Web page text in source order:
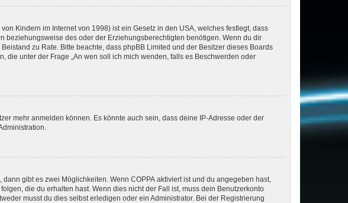
Kindern im Internet von 1998) ist ein Gesetz in den USA, welches festlegt, dass
des oder der Erziehungsberechtigten benötigen. Wenn du dir
zu Rate. Bitte beachte, dass phpBB Limited und der Besitzer dieses Boards
unter der Frage „An wen soll ich mich wenden, falls es Beschwerden oder
mehr anmelden können. Es könnte auch sein, dass deine IP-Adresse oder der
gibt es zwei Möglichkeiten. Wenn COPPA aktiviert ist und du angegeben hast,
die du erhalten hast. Wenn dies nicht der Fall ist, muss dein Benutzerkonto
musst du dies selbst erledigen oder ein Administrator. Bei der Registrierung